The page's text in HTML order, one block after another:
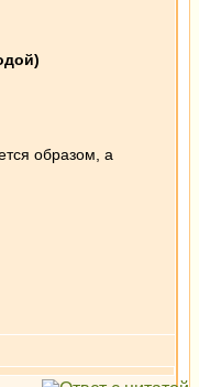
образом, а